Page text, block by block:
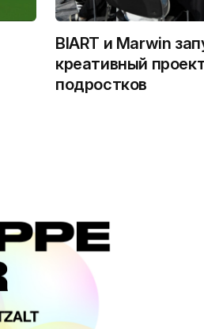
BIART и Marwin
креативный
подростков